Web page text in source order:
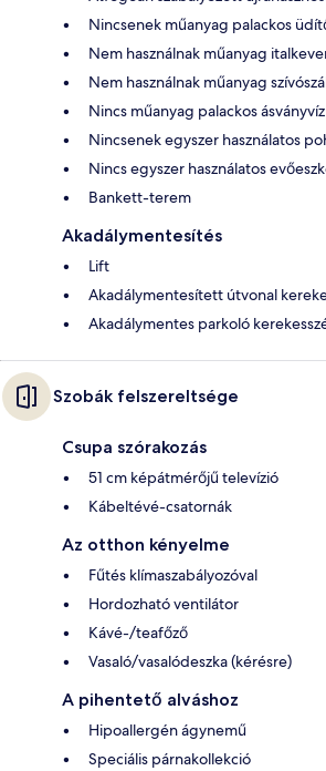
Nincsenek műanyag palackos
Nem használnak műanyag
Nem használnak műanyag
Nincs műanyag palackos ásványvíz
Nincsenek egyszer használatos
Nincs egyszer használatos
Bankett-terem
Akadálymentesítés
Lift
Akadálymentesített útvonal
Akadálymentes parkoló
Szobák felszereltsége
Csupa szórakozás
51 cm képátmérőjű televízió
Kábeltévé-csatornák
Az otthon kényelme
Fűtés klímaszabályozóval
Hordozható ventilátor
Kávé-/teafőző
Vasaló/vasalódeszka (kérésre)
A pihentető alváshoz
Hipoallergén ágynemű
Speciális párnakollekció